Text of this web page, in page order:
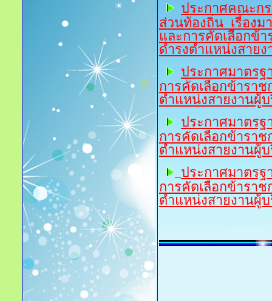
ประกาศคณะก
ส่วนท้องถิ่น เรื่องม
และการคัดเลือกข้
ดำรงตำแหน่งสาย
ประกาศมาตรฐ
การคัดเลือกข้ารา
ตำแหน่งสายงานผู้
ประกาศมาตรฐ
การคัดเลือกข้ารา
ตำแหน่งสายงานผู้
ประกาศมาตรฐ
การคัดเลือกข้ารา
ตำแหน่งสายงานผู้